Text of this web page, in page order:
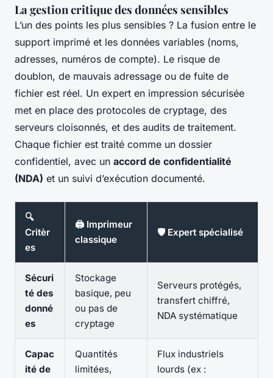
La gestion critique des données sensibles
L’un des points les plus sensibles ? La fusion entre le
support imprimé et les données variables (noms,
adresses, numéros de compte). Le risque de
doublon, de mauvais adressage ou de fuite de
fichier est réel. Un expert en impression sécurisée
met en place des protocoles de cryptage, des
serveurs cloisonnés, et des audits de traitement.
Chaque fichier est traité comme un dossier
confidentiel, avec un accord de confidentialité
(NDA) et un suivi d’exécution documenté.
🔍
Critèr
es
🖨️ Imprimeur
classique
🛡️ Expert spécialisé
Sécuri
té des
donné
es
Stockage
basique, peu
ou pas de
cryptage
Serveurs protégés,
transfert chiffré,
NDA systématique
Capac
ité de
Quantités
limitées,
Flux industriels
lourds (ex :